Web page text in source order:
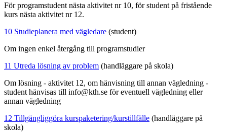
För programstudent nästa aktivitet nr 10, för student på fristående
kurs nästa aktivitet nr 12.
10 Studieplanera med vägledare (student)
Om ingen enkel återgång till programstudier
11 Utreda lösning av problem (handläggare på skola)
Om lösning - aktivitet 12, om hänvisning till annan vägledning -
student hänvisas till info@kth.se för eventuell vägledning eller
annan vägledning
12 Tillgängliggöra kurspaketering/kurstillfälle (handläggare på
skola)